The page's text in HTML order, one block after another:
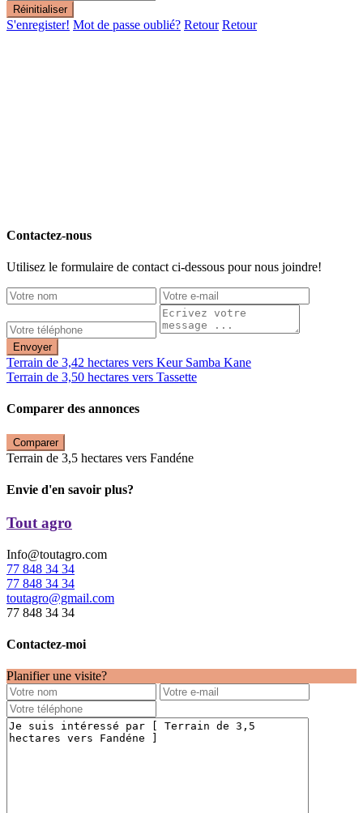
Réinitialiser
S'enregister! Mot de passe oublié? Retour Retour
Contactez-nous
Utilisez le formulaire de contact ci-dessous pour nous joindre!
Envoyer
Terrain de 3,42 hectares vers Keur Samba Kane
Terrain de 3,50 hectares vers Tassette
Comparer des annonces
Comparer
Terrain de 3,5 hectares vers Fandéne
Envie d'en savoir plus?
Tout agro
Info@toutagro.com
77 848 34 34
77 848 34 34
toutagro@gmail.com
77 848 34 34
Contactez-moi
Planifier une visite?